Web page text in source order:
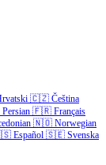
🇨🇿 Čeština
Persian 🇫🇷 Français
🇳🇴 Norwegian
Español 🇸🇪 Svenska